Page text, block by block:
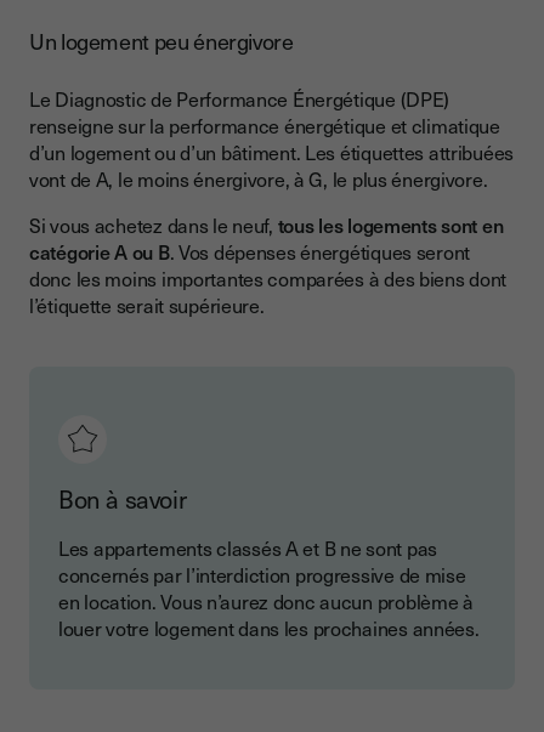
Un logement peu énergivore
Le Diagnostic de Performance Énergétique (DPE)
renseigne sur la performance énergétique et climatique
d’un logement ou d’un bâtiment. Les étiquettes attribuées
vont de A, le moins énergivore, à G, le plus énergivore.
Si vous achetez dans le neuf, tous les logements sont en
catégorie A ou B. Vos dépenses énergétiques seront
donc les moins importantes comparées à des biens dont
l’étiquette serait supérieure.
Bon à savoir
Les appartements classés A et B ne sont pas
concernés par l’interdiction progressive de mise
en location. Vous n’aurez donc aucun problème à
louer votre logement dans les prochaines années.